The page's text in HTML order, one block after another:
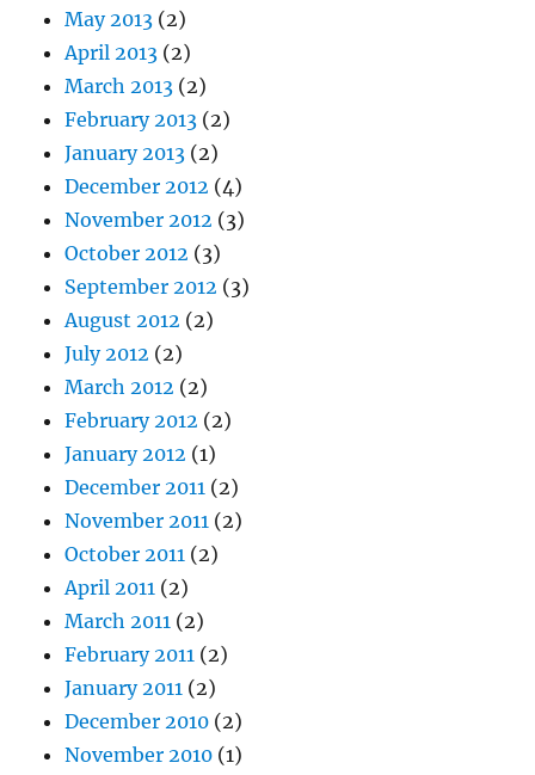
May 2013 (2)
April 2013 (2)
March 2013 (2)
February 2013 (2)
January 2013 (2)
December 2012 (4)
November 2012 (3)
October 2012 (3)
September 2012 (3)
August 2012 (2)
July 2012 (2)
March 2012 (2)
February 2012 (2)
January 2012 (1)
December 2011 (2)
November 2011 (2)
October 2011 (2)
April 2011 (2)
March 2011 (2)
February 2011 (2)
January 2011 (2)
December 2010 (2)
November 2010 (1)